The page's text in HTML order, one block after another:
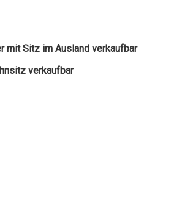
mit Sitz im Ausland verkaufbar
verkaufbar